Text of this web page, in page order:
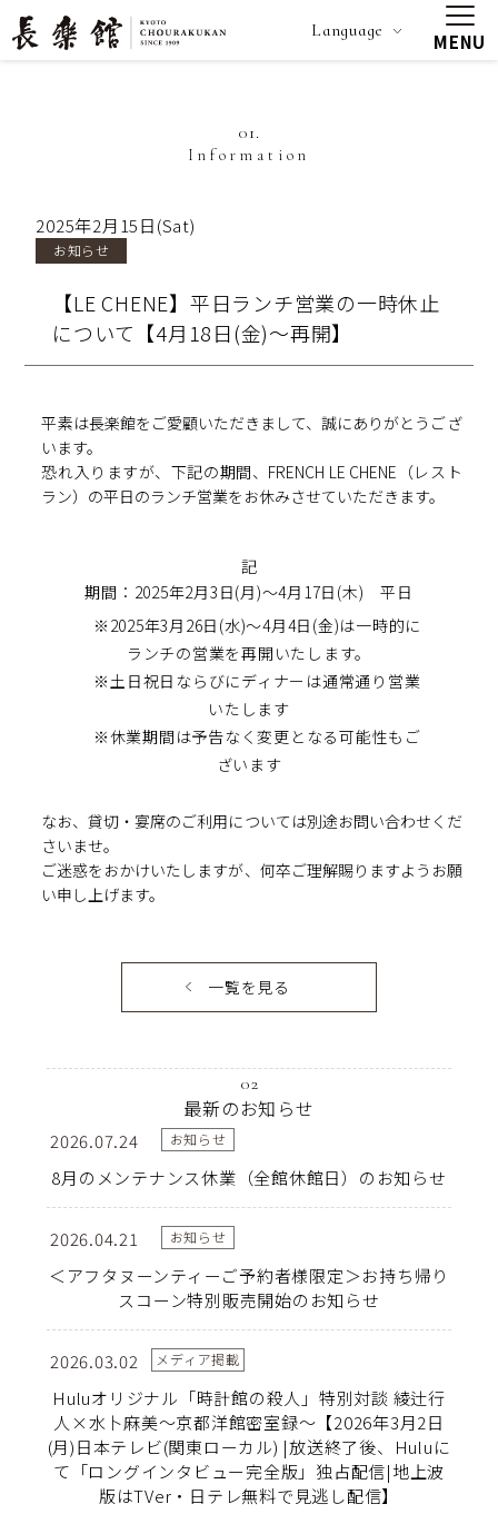
Language MENU
01.
Information
2025年2月15日(Sat)
お知らせ
【LE CHENE】平日ランチ営業の一時休止
について【4月18日(金)～再開】
平素は長楽館をご愛顧いただきまして、誠にありがとうござ
います。
恐れ入りますが、下記の期間、FRENCH LE CHENE（レスト
ラン）の平日のランチ営業をお休みさせていただきます。
記
期間：2025年2月3日(月)～4月17日(木) 平日
※2025年3月26日(水)～4月4日(金)は一時的に
ランチの営業を再開いたします。
※土日祝日ならびにディナーは通常通り営業
いたします
※休業期間は予告なく変更となる可能性もご
ざいます
なお、貸切・宴席のご利用については別途お問い合わせくだ
さいませ。
ご迷惑をおかけいたしますが、何卒ご理解賜りますようお願
い申し上げます。
一覧を見る
02
最新のお知らせ
2026.07.24 お知らせ
8月のメンテナンス休業（全館休館日）のお知らせ
2026.04.21 お知らせ
＜アフタヌーンティーご予約者様限定＞お持ち帰り
スコーン特別販売開始のお知らせ
2026.03.02 メディア掲載
Huluオリジナル「時計館の殺人」特別対談 綾辻行
人×水卜麻美〜京都洋館密室録〜【2026年3月2日
(月)日本テレビ(関東ローカル) |放送終了後、Huluに
て「ロングインタビュー完全版」独占配信|地上波
版はTVer・日テレ無料で見逃し配信】